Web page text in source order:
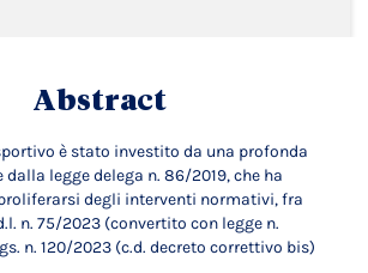
Abstract
è stato investito da una profonda
legge delega n. 86/2019, che ha
degli interventi normativi, fra
n. 75/2023 (convertito con legge n.
n. 120/2023 (c.d. decreto correttivo bis)